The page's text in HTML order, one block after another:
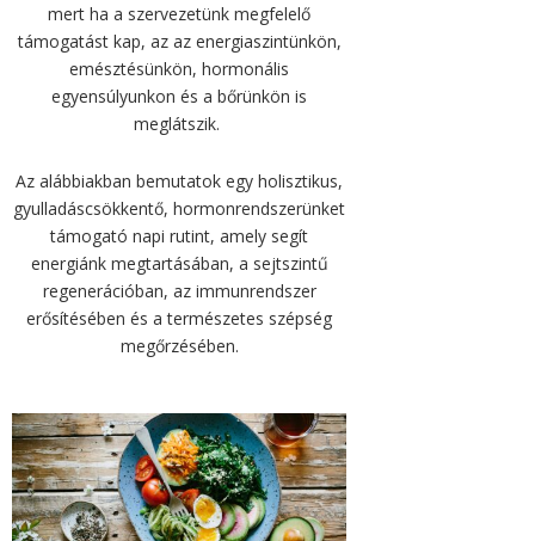
mert ha a szervezetünk megfelelő
támogatást kap, az az energiaszintünkön,
emésztésünkön, hormonális
egyensúlyunkon és a bőrünkön is
meglátszik.
Az alábbiakban bemutatok egy holisztikus,
gyulladáscsökkentő, hormonrendszerünket
támogató napi rutint, amely segít
energiánk megtartásában, a sejtszintű
regenerációban, az immunrendszer
erősítésében és a természetes szépség
megőrzésében.